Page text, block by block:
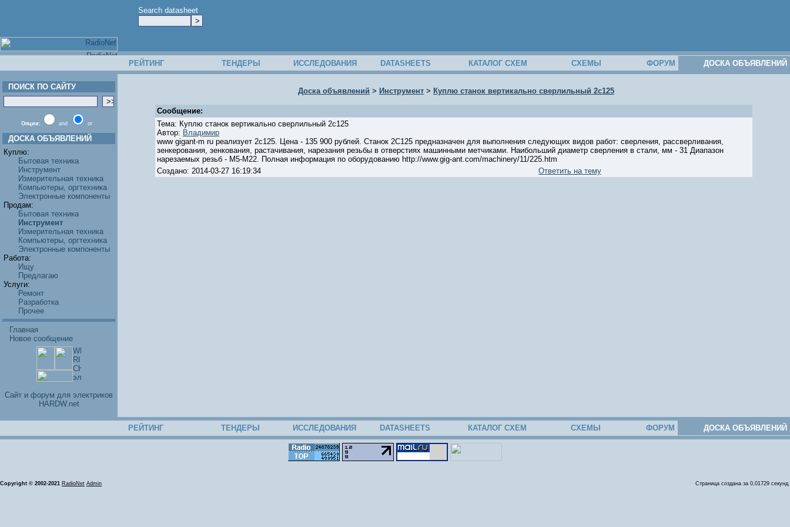
Search datasheet
РЕЙТИНГ ТЕНДЕРЫ ИССЛЕДОВАНИЯ DATASHEETS КАТАЛОГ СХЕМ СХЕМЫ ФОРУМ ДОСКА ОБЪЯВЛЕНИЙ
ПОИСК ПО САЙТУ
Опции: and or
ДОСКА ОБЪЯВЛЕНИЙ
Куплю:
Бытовая техника
Инструмент
Измерительная техника
Компьютеры, оргтехника
Электронные компоненты
Продам:
Бытовая техника
Инструмент
Измерительная техника
Компьютеры, оргтехника
Электронные компоненты
Работа:
Ищу
Предлагаю
Услуги:
Ремонт
Разработка
Прочее
Главная
Новое сообщение
Cайт и форум для электриков
HARDW.net
Доска объявлений > Инструмент > Куплю станок вертикально сверлильный 2с125
Сообщение:
Тема: Куплю станок вертикально сверлильный 2с125
Автор: Владимир
www gigant-m ru реализует 2с125. Цена - 135 900 рублей. Станок 2С125 предназначен для выполнения следующих видов работ: сверления, рассверливания,
зенкерования, зенкования, растачивания, нарезания резьбы в отверстиях машинными метчиками. Наибольший диаметр сверления в стали, мм - 31 Диапазон
нарезаемых резьб - M5-M22. Полная информация по оборудованию http://www.gig-ant.com/machinery/11/225.htm
Создано: 2014-03-27 16:19:34
Ответить на тему
РЕЙТИНГ ТЕНДЕРЫ ИССЛЕДОВАНИЯ DATASHEETS КАТАЛОГ СХЕМ СХЕМЫ ФОРУМ ДОСКА ОБЪЯВЛЕНИЙ
Copyright © 2002-2021 RadioNet Admin Страница создана за 0,01729 секунд.